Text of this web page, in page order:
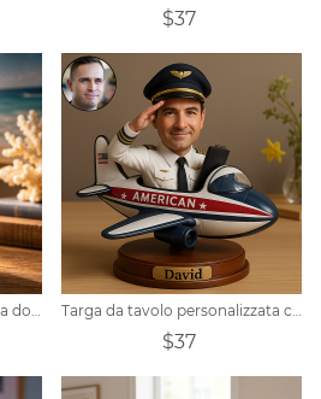
$37
Bicchiere da whisky sferico a doppia parete personalizzato con tartaruga marina e tema oceano. Targa da tavolo personalizzata con ritratto di pilota
$37